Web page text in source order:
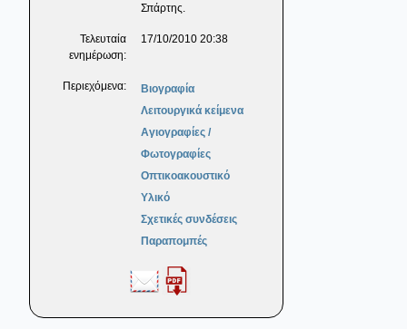
Σπάρτης.
Τελευταία
ενημέρωση:
17/10/2010 20:38
Περιεχόμενα:
Βιογραφία
Λειτουργικά κείμενα
Αγιογραφίες /
Φωτογραφίες
Οπτικοακουστικό
Υλικό
Σχετικές συνδέσεις
Παραπομπές